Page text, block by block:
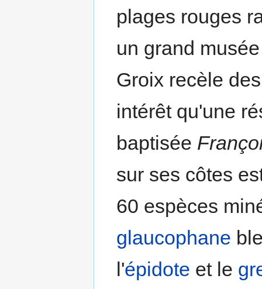
plages rouges
un grand
Groix recèle
intérêt qu'une
baptisée
sur ses côtes
60 espèces
glaucophane
l'épidote et le